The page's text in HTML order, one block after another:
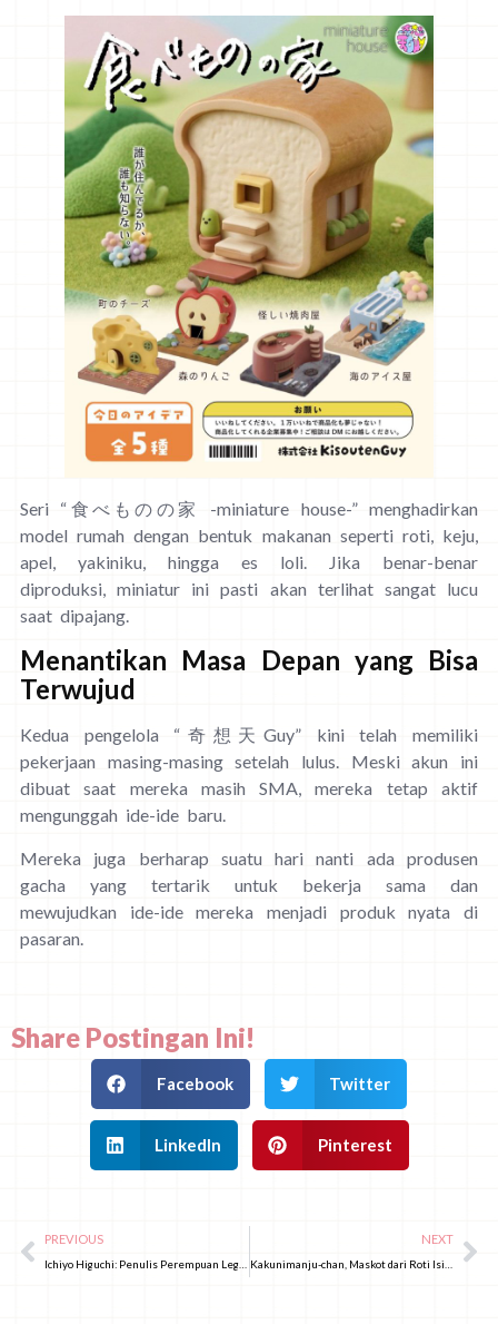
Seri “食べものの家 -miniature house-” menghadirkan
model rumah dengan bentuk makanan seperti roti, keju,
apel, yakiniku, hingga es loli. Jika benar-benar
diproduksi, miniatur ini pasti akan terlihat sangat lucu
saat dipajang.
Menantikan Masa Depan yang Bisa
Terwujud
Kedua pengelola “奇想天Guy” kini telah memiliki
pekerjaan masing-masing setelah lulus. Meski akun ini
dibuat saat mereka masih SMA, mereka tetap aktif
mengunggah ide-ide baru.
Mereka juga berharap suatu hari nanti ada produsen
gacha yang tertarik untuk bekerja sama dan
mewujudkan ide-ide mereka menjadi produk nyata di
pasaran.
Share Postingan Ini!
Facebook Twitter
LinkedIn Pinterest
PREVIOUS NEXT